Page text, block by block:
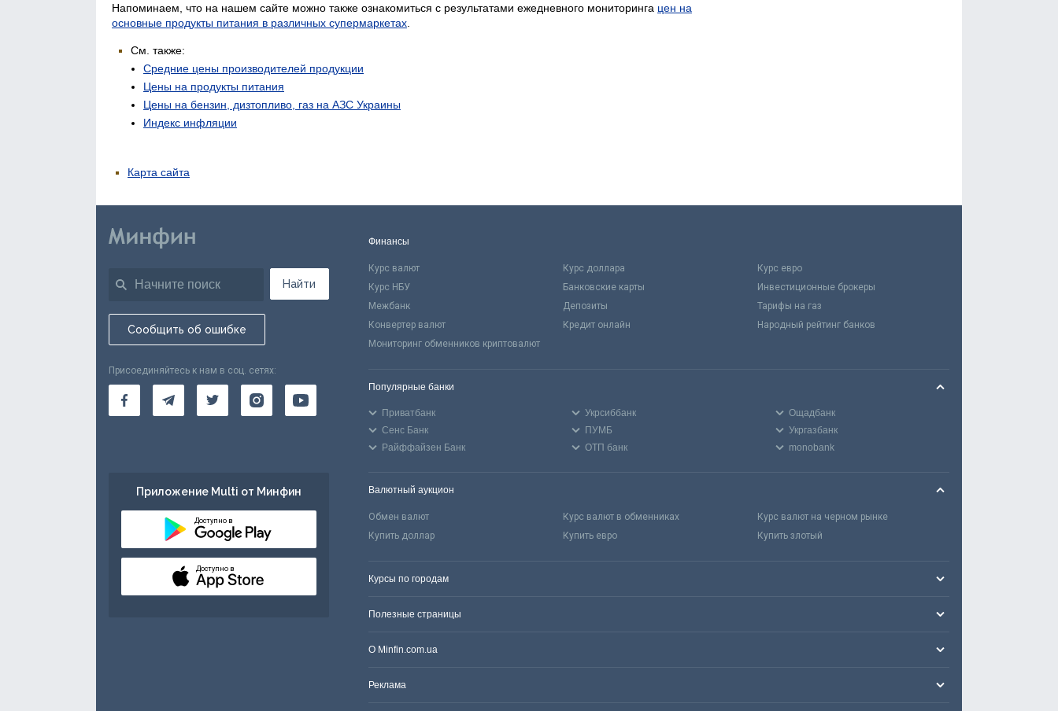
Напоминаем, что на нашем сайте можно также ознакомиться с результатами ежедневного мониторинга цен на
основные продукты питания в различных супермаркетах
См. также:
Средние цены производителей продукции
Цены на продукты питания
Цены на бензин, дизтопливо, газ на АЗС Украины
Индекс инфляции
Карта сайта
Найти
Сообщить об ошибке
Присоединяйтесь к нам в соц. сетях:
Приложение Multi от Минфин
Доступно в
Доступно в
Финансы
Курс валют Курс доллара
Курс евро
Курс НБУ
Банковские карты
Инвестиционные брокеры
Межбанк
Депозиты
Тарифы на газ
Конвертер валют
Кредит онлайн
Народный рейтинг банков
Мониторинг обменников криптовалют
Популярные банки
Приватбанк Укрсиббанк
Ощадбанк
Сенс Банк
ПУМБ
Укргазбанк
Райффайзен Банк
ОТП банк monobank
Валютный аукцион
Обмен валют Курс валют в обменниках
Курс валют на черном рынке
Купить доллар
Купить евро Купить злотый
Курсы по городам
Полезные страницы
О Minfin.com.ua
Реклама